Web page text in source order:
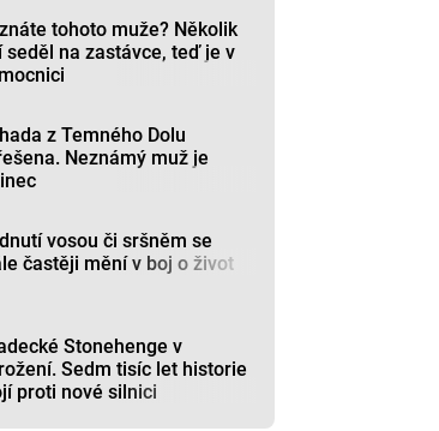
tohoto muže? Několik
seděl na zastávce, teď je v
z Temného Dolu
Neznámý muž je
vosou či sršněm se
častěji mění v boj o život
Stonehenge v
Sedm tisíc let historie
proti nové silnici